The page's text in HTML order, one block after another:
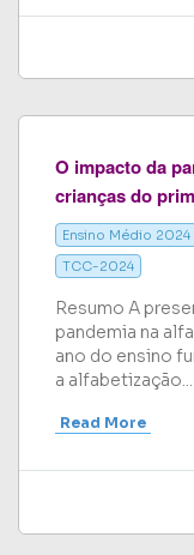
O impacto da
crianças do
Ensino Médio 2024
TCC-2024
Resumo A
pandemia na
ano do ensino
a alfabetização...
Read More